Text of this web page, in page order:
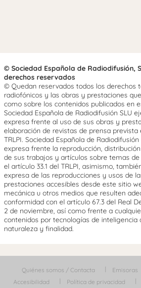
© Sociedad Española de Radiodifusión,
derechos reservados
© Quedan reservados todos los derechos
radiofónicos y las obras y prestaciones
como sobre los contenidos publicados en
Sociedad Española de Radiodifusión SLU
expresa frente al uso de sus obras y
elaboración de revistas de prensa prevista
TRLPI. Sociedad Española de
expresa frente la reproducción,
de sus trabajos y artículos sobre temas
el artículo 33.1 del TRLPI, asimismo,
expresa de las reproducciones y usos de
prestaciones accesibles desde este sitio
mecánica u otros medios que resulten
conformidad con el artículo 67.3 del Real
2 de noviembre, así como frente a
contenidos por tecnologías de inteligencia
naturaleza y finalidad.
Quiénes somos / Contacta Emisoras
Accesibilidad
Política de privacidad